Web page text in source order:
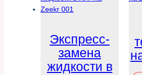
Экспресс-
замена
жидкости в